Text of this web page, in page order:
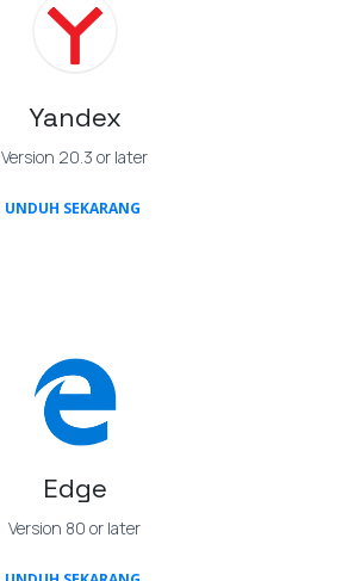
Yandex
Version 20.3 or later
UNDUH SEKARANG
Edge
Version 80 or later